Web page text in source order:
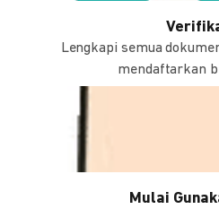
Lengkapi semua
mendaftarkan
Mulai